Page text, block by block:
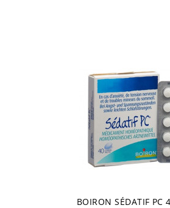
BOIRON SÉDATIF PC